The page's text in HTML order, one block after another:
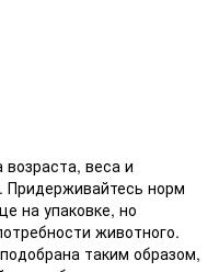
веса и
Придерживайтесь норм
на упаковке, но
животного.
таким образом,